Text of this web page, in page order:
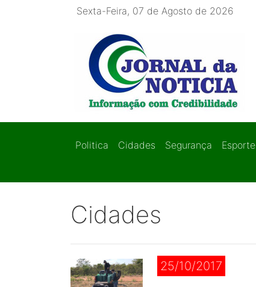
Sexta-Feira, 07 de Agosto de 2026
Politica Cidades Segurança Esporte
Cidades
25/10/2017